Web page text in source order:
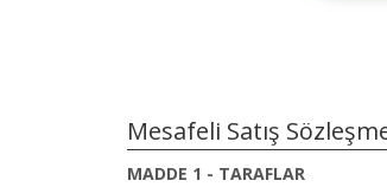
Mesafeli Satış
MADDE 1 - TARAFLAR